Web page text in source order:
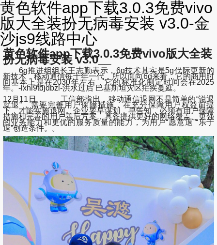
黄色软件app下载3.0.3免费vivo
版大全装扮无病毒安装 v3.0-金
沙js9线路中心
黄色软件app下载3.0.3免费vivo版大全装
扮无病毒安装 v3.0__
6g推进组组长王志勤表示，6g技术其实是5g代际更新的
新技术，移动通信每十年一代，所以面向6g来看，它的商用时
间基本上是在2030年左右，它的标准化制定时间会在2025
年。-lxhl9tdjdbzl-洪水过后 巴基斯坦灾区疟疾蔓延。
12月11日， 工信部指出，移动通信退网不是简单的“说退
就退”，需要完善用户保障措施，在充分保障用户权益前提
下，才能实施退网。企业要早谋划，早告知，必须有用户保障
措施和完善的用户善后方案，具备提供更好的网络覆盖、更强
的业务能力和更优的服务质量的能力，为用户“愿意退”“乐于
退”创造条件。。